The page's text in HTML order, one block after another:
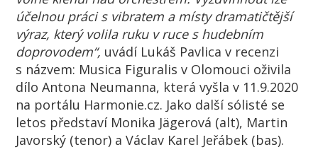
účelnou práci s vibratem a místy dramatičtější
výraz, který volila ruku v ruce s hudebním
doprovodem“, uvádí Lukáš Pavlica v recenzi
s názvem: Musica Figuralis v Olomouci oživila
dílo Antona Neumanna, která vyšla v 11.9.2020
na portálu Harmonie.cz. Jako další sólisté se
letos představí Monika Jägerová (alt), Martin
Javorský (tenor) a Václav Karel Jeřábek (bas).